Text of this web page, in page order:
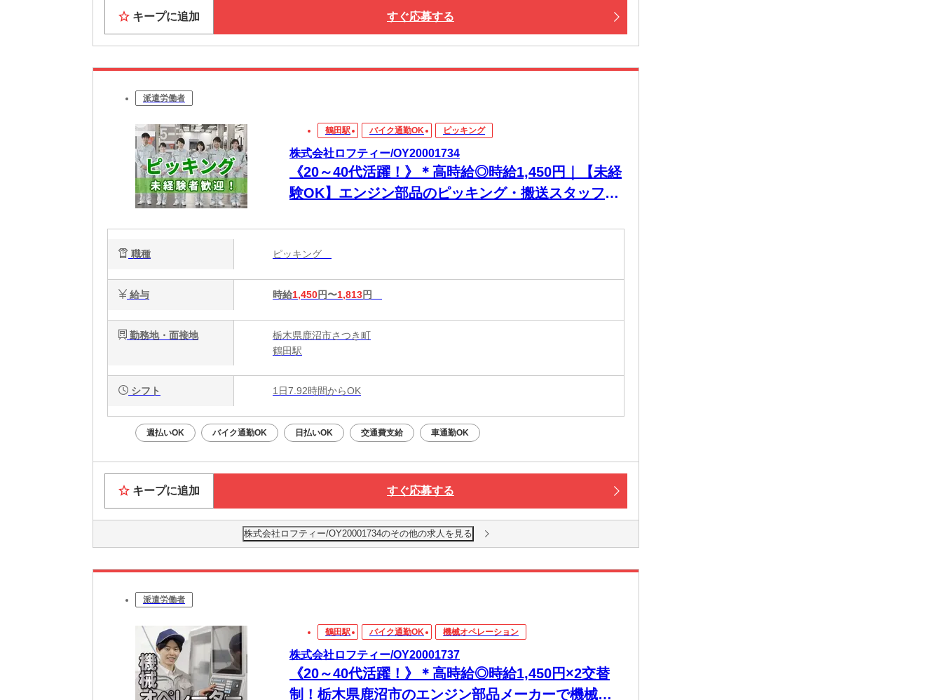
キープに追加 すぐ応募する
派遣労働者
鶴田駅 バイク通勤OK ピッキング
株式会社ロフティー/OY20001734
《20～40代活躍！》＊高時給◎時給1,450円｜【未経
験OK】エンジン部品のピッキング・搬送スタッフ募
職種 ピッキング
給与 時給1,450円〜1,813円
勤務地・面接地
栃木県鹿沼市さつき町
鶴田駅
シフト 1日7.92時間からOK
週払いOK バイク通勤OK 日払いOK 交通費支給 車通勤OK
キープに追加 すぐ応募する
株式会社ロフティー/OY20001734のその他の求人を見る
派遣労働者
鶴田駅 バイク通勤OK 機械オペレーション
株式会社ロフティー/OY20001737
《20～40代活躍！》＊高時給◎時給1,450円×2交替
制！栃木県鹿沼市のエンジン部品メーカーで機械オ